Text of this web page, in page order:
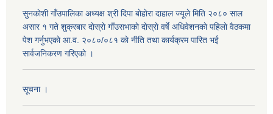
सुनकाेशी गाँउपालिका अध्यक्ष श्री दिपा बाेहाेरा दाहाल ज्यूले मिति २०८० साल
असार १ गते शुक्रबार दाेस्राे गाँउसभाकाे दाेस्राे वर्षे अधिवेशनकाे पहिलाे वैठकमा
पेश गर्नुभएकाे आ.व. २०८०/०८१ काे नीति तथा कार्यक्रम पारित भई
सार्वजनिकरण गरिएकाे ।
सूचना ।